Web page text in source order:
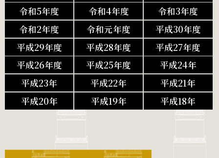
令和5年度
令和4年度
令和3年度
令和2年度
令和元年度
平成30年度
平成29年度
平成28年度
平成27年度
平成26年度
平成25年度
平成24年
平成23年
平成22年
平成21年
平成20年
平成19年 平成18年